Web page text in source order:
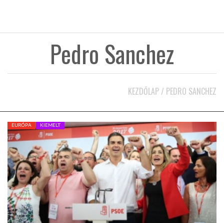
HÍR3D
TROPICALMAGAZIN
GLOBOTV
AFRIKA TUDÁSTÁR
Pedro Sanchez
KEZDŐLAP / PEDRO SANCHEZ
EURÓPA KIEMELT